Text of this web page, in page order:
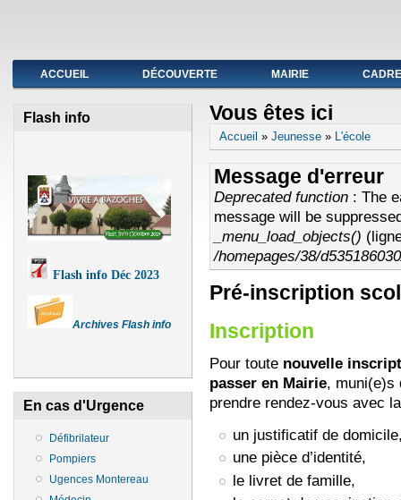
Fermeture de l'agence postale du 19 au avril
ACCUEIL DÉCOUVERTE MAIRIE
Flash info
Flash info Déc 2023
Archives Flash info
En cas d'Urgence
Défibrilateur
Pompiers
Ugences Montereau
Vous êtes ici
Accueil » Jeunesse» L'école
Message d'erreur
Deprecated function: The
message will be
_menu_load_objects()
/homepages/38/
Pré-inscription
Inscription
Pour toutenouvelle
passer en Mairie, muni(e)s
prendre rendez-vous avec
un justificatif de
une pièce d’identité,
le livret de famille,